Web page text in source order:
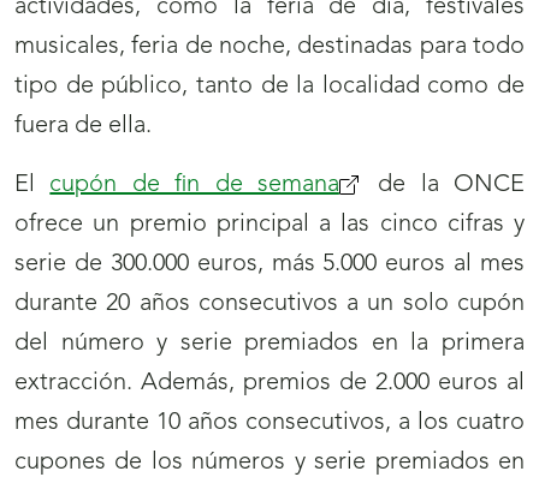
actividades, como la feria de día, festivales
musicales, feria de noche, destinadas para todo
tipo de público, tanto de la localidad como de
fuera de ella.
El cupón de fin de semana
de la ONCE
ofrece un premio principal a las cinco cifras y
serie de 300.000 euros, más 5.000 euros al mes
durante 20 años consecutivos a un solo cupón
del número y serie premiados en la primera
extracción. Además, premios de 2.000 euros al
mes durante 10 años consecutivos, a los cuatro
cupones de los números y serie premiados en